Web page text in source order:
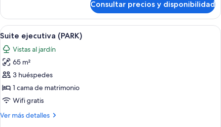
Deluxe,
camas
individuales
(Koutoubia)
Consultar precios y disponibilidad
Abrir
todas
las
fotos
de
Suite
ejecutiva
Una cama grande con cabecera
5
Suite ejecutiva (PARK)
Vistas al jardín
65 m²
3 huéspedes
1 cama de matrimonio
Wifi gratis
Ver más detalles
Más